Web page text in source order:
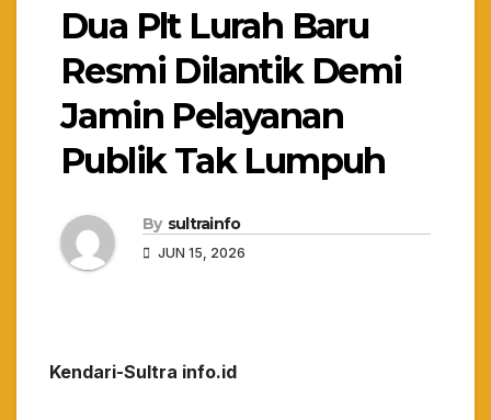
Dua Plt Lurah Baru
Resmi Dilantik Demi
Jamin Pelayanan
Publik Tak Lumpuh
By sultrainfo
JUN 15, 2026
Kendari-Sultra info.id